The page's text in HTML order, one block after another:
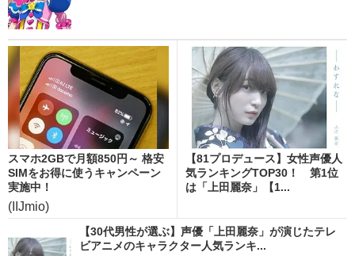
スマホ2GBで月額850円～ 格安
SIMをお得に使うキャンペーン
実施中！
(IIJmio)
【81プロデュース】女性声優人
気ランキングTOP30！ 第1位
は「上田麗奈」【1...
【30代男性が選ぶ】声優「上田麗奈」が演じたテレ
ビアニメのキャラクター人気ランキ...